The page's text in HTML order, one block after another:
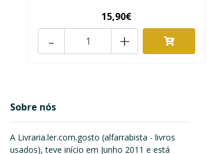
15,90€
+
-
Sobre nós
A Livraria.ler.com.gosto (alfarrabista - livros
usados), teve início em Junho 2011 e está